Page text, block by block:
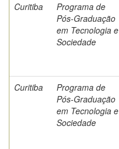
Curitiba
Programa de
Pós-Graduação
em Tecnologia e
Sociedade
Curitiba
Programa de
Pós-Graduação
em Tecnologia e
Sociedade